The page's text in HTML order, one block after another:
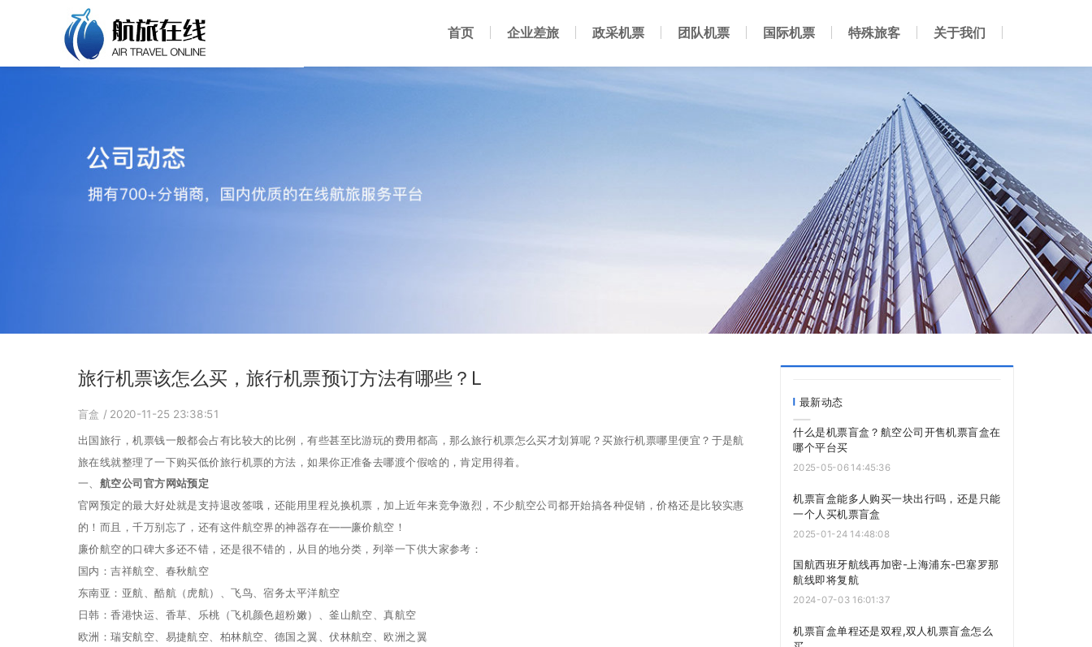
首页 企业差旅 政采机票 团队机票 国际机票 特殊旅客 关于我们
旅行机票该怎么买，旅行机票预订方法有哪些？L
盲盒 / 2020-11-25 23:38:51
出国旅行，机票钱一般都会占有比较大的比例，有些甚至比游玩的费用都高，那么旅行机票怎么买才划算呢？买旅行机票哪里便宜？于是航
旅在线就整理了一下购买低价旅行机票的方法，如果你正准备去哪渡个假啥的，肯定用得着。
一、 航空公司官方网站预定
官网预定的最大好处就是支持退改签哦，还能用里程兑换机票，加上近年来竞争激烈，不少航空公司都开始搞各种促销，价格还是比较实惠
的！而且，千万别忘了，还有这件航空界的神器存在——廉价航空！
廉价航空的口碑大多还不错，还是很不错的，从目的地分类，列举一下供大家参考：
国内：吉祥航空、春秋航空
东南亚：亚航、酷航（虎航）、飞鸟、宿务太平洋航空
日韩：香港快运、香草、乐桃（飞机颜色超粉嫩）、釜山航空、真航空
欧洲：瑞安航空、易捷航空、柏林航空、德国之翼、伏林航空、欧洲之翼
最新动态
什么是机票盲盒？航空公司开售机票盲盒在
哪个平台买
2025-05-06 14:45:36
机票盲盒能多人购买一块出行吗，还是只能
一个人买机票盲盒
2025-01-24 14:48:08
国航西班牙航线再加密-上海浦东-巴塞罗那
航线即将复航
2024-07-03 16:01:37
机票盲盒单程还是双程,双人机票盲盒怎么